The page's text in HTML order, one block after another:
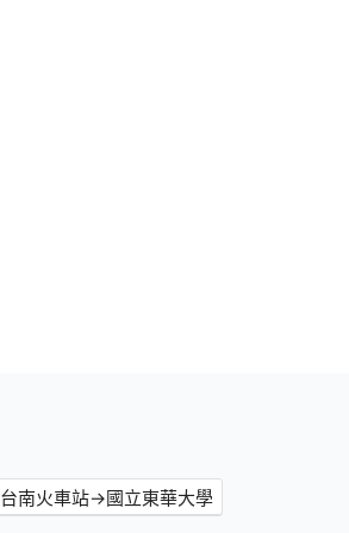
台南火車站→國立東華大學